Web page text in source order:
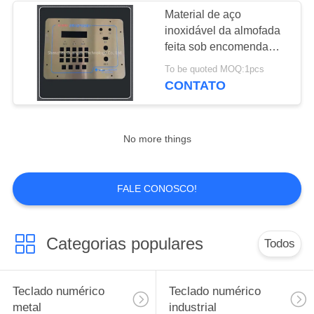
dispositivo
apontador Trackball
26
teclado à prova
d&#39;água
Material de aço
inoxidável da almofada
feita sob encomenda
resistente à corrosão do
teclado nenhuns dentes
To be quoted MOQ:1pcs
CONTATO
No more things
FALE CONOSCO!
Categorias populares Todos
Teclado numérico
metal
Teclado numérico
industrial